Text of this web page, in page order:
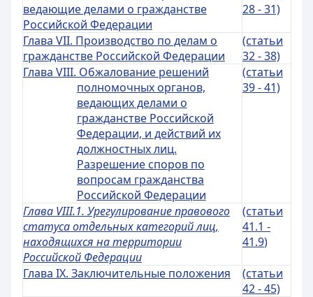
ведающие делами о гражданстве
Российской Федерации
28 - 31)
Глава VII. Производство по делам о
гражданстве Российской Федерации
(статьи
32 - 38)
Глава VIII. Обжалование решений
полномочных органов,
ведающих делами о
гражданстве Российской
Федерации, и действий их
должностных лиц.
Разрешение споров по
вопросам гражданства
Российской Федерации
(статьи
39 - 41)
Глава VIII.1. Урегулирование правового
статуса отдельных категорий лиц,
находящихся на территории
Российской Федерации
(статьи
41.1 -
41.9)
Глава IX. Заключительные положения
(статьи
42 - 45)